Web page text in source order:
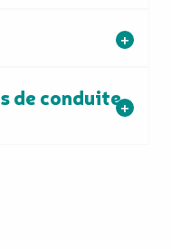
de conduite